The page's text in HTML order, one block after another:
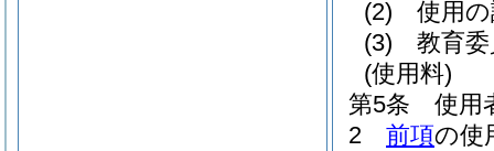
(2)
使用
(3)
教育
(使用料)
第5条
使用
2
前項の使